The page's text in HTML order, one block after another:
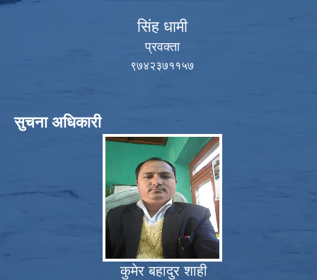
सिंह धामी
प्रवक्ता
९७४२३७११५७
सुचना अधिकारी
कुमेर बहादुर शाही